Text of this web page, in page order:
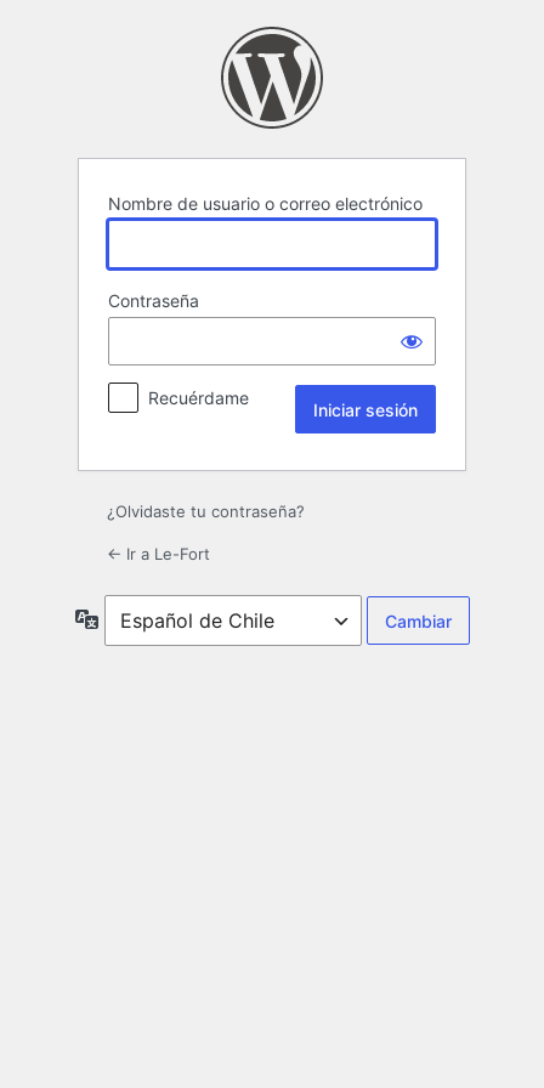
Nombre de usuario o correo electrónico
Contraseña
Recuérdame
¿Olvidaste tu contraseña?
← Ir a Le-Fort
Idioma